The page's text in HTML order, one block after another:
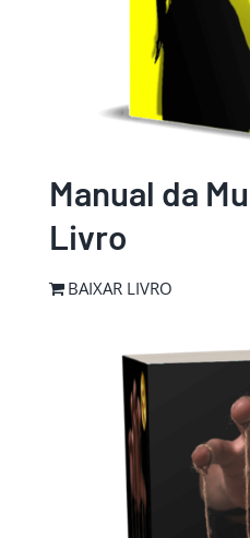
Manual da
Livro
BAIXAR LIVRO